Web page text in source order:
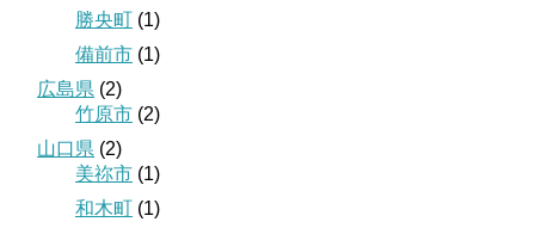
勝央町 (1)
備前市 (1)
広島県 (2)
竹原市 (2)
山口県 (2)
美祢市 (1)
和木町 (1)